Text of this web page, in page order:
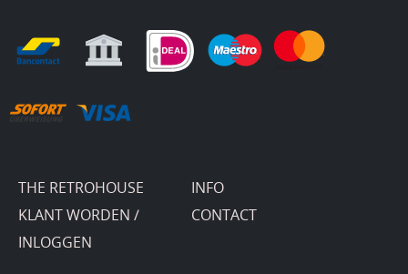
THE RETROHOUSE
INFO
KLANT WORDEN /
INLOGGEN
CONTACT